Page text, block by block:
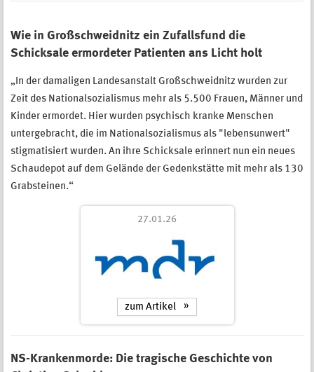
Wie in Großschweidnitz ein Zufallsfund die
Schicksale ermordeter Patienten ans Licht holt
„In der damaligen Landesanstalt Großschweidnitz wurden zur
Zeit des Nationalsozialismus mehr als 5.500 Frauen, Männer und
Kinder ermordet. Hier wurden psychisch kranke Menschen
untergebracht, die im Nationalsozialismus als "lebensunwert"
stigmatisiert wurden. An ihre Schicksale erinnert nun ein neues
Schaudepot auf dem Gelände der Gedenkstätte mit mehr als 130
Grabsteinen.“
27.01.26
zum Artikel
NS-Krankenmorde: Die tragische Geschichte von